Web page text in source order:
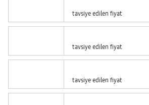
tavsiye edilen fiyat
tavsiye edilen fiyat
tavsiye edilen fiyat